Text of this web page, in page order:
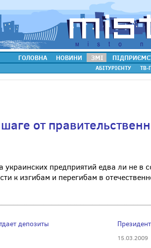
ГОЛОВНА НОВИНИ ЗМІ
АБІТУРІЄНТУ ТВ-
от
украинских предприятий едва ли не в
к изгибам и перегибам в
депозиты
15.03.2009